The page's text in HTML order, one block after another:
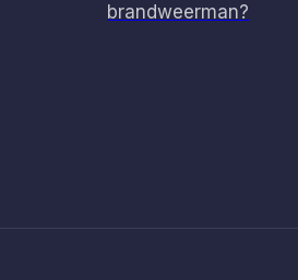
brandweerman?